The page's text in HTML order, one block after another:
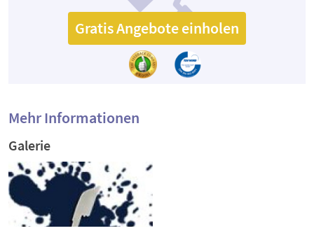
Gratis Angebote einholen
Mehr Informationen
Galerie